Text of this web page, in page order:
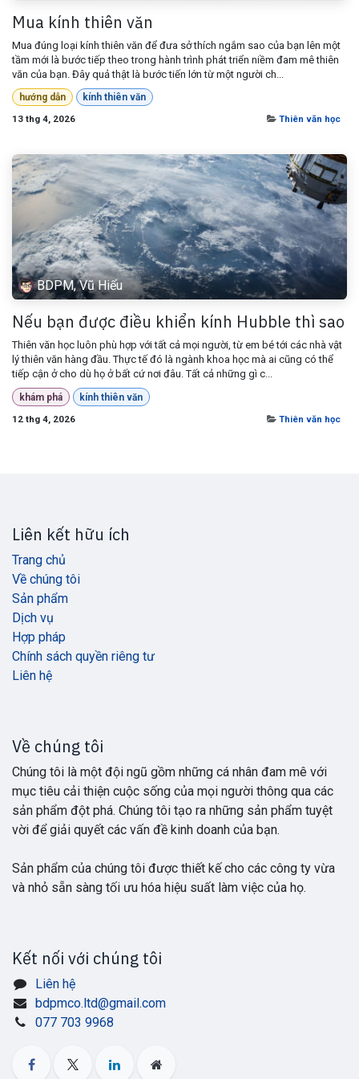
Mua kính thiên văn
Mua đúng loại kính thiên văn để đưa sở thích ngắm sao của bạn lên một
tầm mới là bước tiếp theo trong hành trình phát triển niềm đam mê thiên
văn của bạn. Đây quả thật là bước tiến lớn từ một người ch...
hướng dẫn
kính thiên văn
13 thg 4, 2026
Thiên văn học
BDPM, Vũ Hiếu
Nếu bạn được điều khiển kính Hubble thì sao
Thiên văn học luôn phù hợp với tất cả mọi người, từ em bé tới các nhà vật
lý thiên văn hàng đầu. Thực tế đó là ngành khoa học mà ai cũng có thể
tiếp cận ở cho dù họ ở bất cứ nơi đâu. Tất cả những gì c...
khám phá
kính thiên văn
12 thg 4, 2026
Thiên văn học
Liên kết hữu ích
Trang chủ
Về chúng tôi
Sản phẩm
Dịch vụ
Hợp pháp
Chính sách quyền riêng tư
Liên hệ
Về chúng tôi
Chúng tôi là một đội ngũ gồm những cá nhân đam mê với
mục tiêu cải thiện cuộc sống của mọi người thông qua các
sản phẩm đột phá. Chúng tôi tạo ra những sản phẩm tuyệt
vời để giải quyết các vấn đề kinh doanh của bạn.
Sản phẩm của chúng tôi được thiết kế cho các công ty vừa
và nhỏ sẵn sàng tối ưu hóa hiệu suất làm việc của họ.
Kết nối với chúng tôi
Liên hệ
bdpmco.ltd@gmail.com
077 703 9968